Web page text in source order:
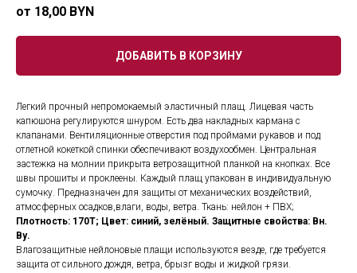
18,00 BYN
ДОБАВИТЬ В КОРЗИНУ
Легкий прочный непромокаемый эластичный плащ. Лицевая часть
капюшона регулируются шнуром. Есть два накладных кармана с
клапанами. Вентиляционные отверстия под проймами рукавов и под
отлетной кокеткой спинки обеспечивают воздухообмен. Центральная
застежка на молнии прикрыта ветрозащитной планкой на кнопках. Все
швы прошиты и проклеены. Каждый плащ упакован в индивидуальную
сумочку. Предназначен для защиты от механических воздействий,
атмосферных осадков,влаги, воды, ветра. Ткань: нейлон + ПВХ;
Плотность: 170Т; Цвет: синий, зелёный. Защитные свойства: Вн.
Ву.
Влагозащитные нейлоновые плащи используются везде, где требуется
защита от сильного дождя, ветра, брызг воды и жидкой грязи.